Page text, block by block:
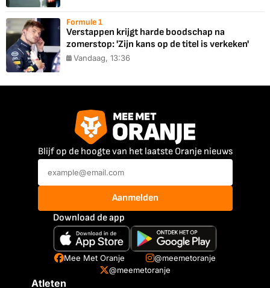
Formule 1
Verstappen krijgt harde boodschap na
zomerstop: 'Zijn kans op de titel is verkeken'
Vandaag, 13:36
Blijf op de hoogte van het laatste Oranje nieuws
Aanmelden
Download de app
Mee Met Oranje
@meemetoranje
@meemetoranje
Atleten